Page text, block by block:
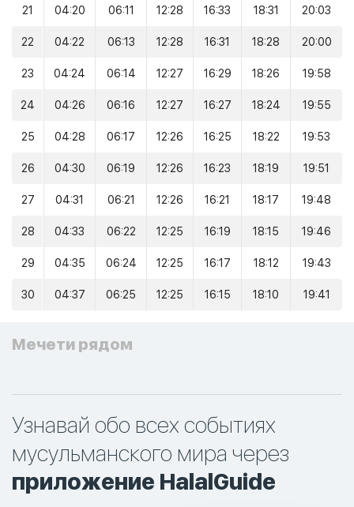
21 04:20 06:11 12:28 16:33 18:31 20:03
22 04:22 06:13 12:28 16:31 18:28 20:00
23 04:24 06:14 12:27 16:29 18:26 19:58
24 04:26 06:16 12:27 16:27 18:24 19:55
25 04:28 06:17 12:26 16:25 18:22 19:53
26 04:30 06:19 12:26 16:23 18:19 19:51
27 04:31 06:21 12:26 16:21 18:17 19:48
28 04:33 06:22 12:25 16:19 18:15 19:46
29 04:35 06:24 12:25 16:17 18:12 19:43
30 04:37 06:25 12:25 16:15 18:10 19:41
Мечети рядом
Узнавай обо всех событиях
мусульманского мира через
приложение HalalGuide